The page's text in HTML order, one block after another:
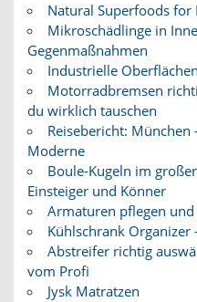
Natural Superfoods
Mikroschädlinge in
Gegenmaßnahmen
Industrielle
Motorradbremsen
du wirklich tauschen
Reisebericht:
Moderne
Boule-Kugeln im
Einsteiger und Könner
Armaturen pflegen und
Kühlschrank
Abstreifer richtig
vom Profi
Jysk Matratzen